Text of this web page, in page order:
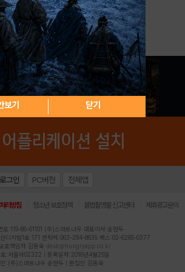
/ 비밀번호 찾기 회원가입
보기 닫기
로그인 PC버전 전체앱
리방침 청소년 보호정책 불법촬영물 신고센터 제휴광고문의
호:119-86-61101 (주)스마트나우 대표이사:송현두
디지털1로 171 연락처:063-284-8635 팩스:02-6265-0377
호책임자:김동욱 desk@hungryapp.co.kr
호:서울아02322 | 등록일자:2016년4월25일
인:(주)스마트나우 송현두 | 편집인:김동욱